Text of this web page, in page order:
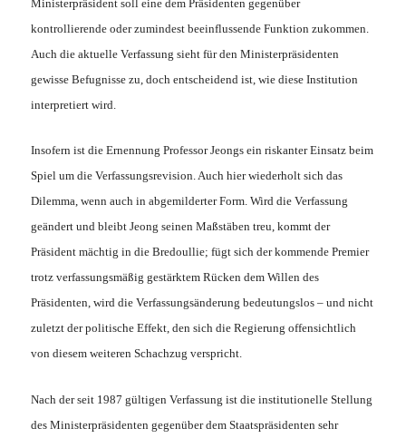
Ministerpräsident soll eine dem Präsidenten gegenüber
kontrollierende oder zumindest beeinflussende Funktion zukommen.
Auch die aktuelle Verfassung sieht für den Ministerpräsidenten
gewisse Befugnisse zu, doch entscheidend ist, wie diese Institution
interpretiert wird.
Insofern ist die Ernennung Professor Jeongs ein riskanter Einsatz beim
Spiel um die Verfassungsrevision. Auch hier wiederholt sich das
Dilemma, wenn auch in abgemilderter Form. Wird die Verfassung
geändert und bleibt Jeong seinen Maßstäben treu, kommt der
Präsident mächtig in die Bredoullie; fügt sich der kommende Premier
trotz verfassungsmäßig gestärktem Rücken dem Willen des
Präsidenten, wird die Verfassungsänderung bedeutungslos – und nicht
zuletzt der politische Effekt, den sich die Regierung offensichtlich
von diesem weiteren Schachzug verspricht.
Nach der seit 1987 gültigen Verfassung ist die institutionelle Stellung
des Ministerpräsidenten gegenüber dem Staatspräsidenten sehr